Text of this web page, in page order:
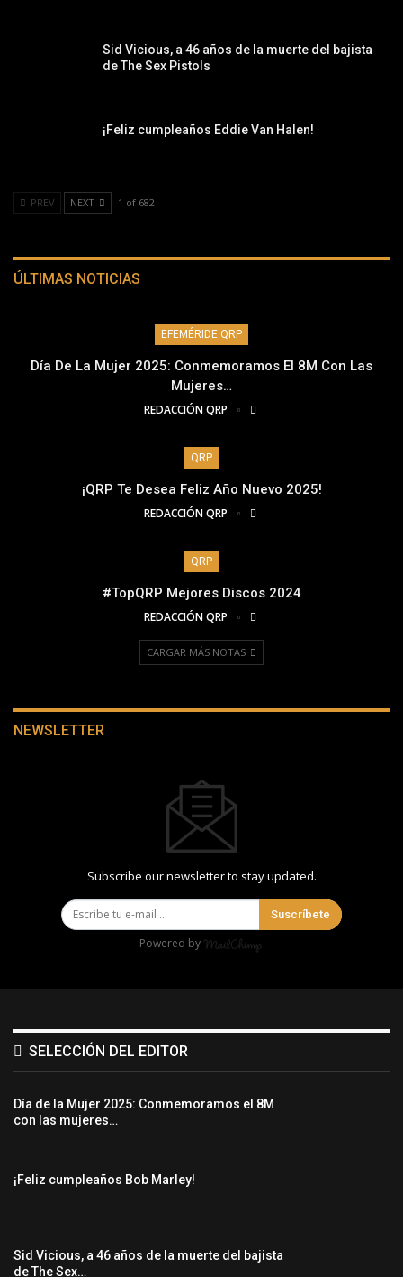
Sid Vicious, a 46 años de la muerte del bajista
de The Sex Pistols
¡Feliz cumpleaños Eddie Van Halen!
PREV NEXT 1 of 682
ÚLTIMAS NOTICIAS
EFEMÉRIDE QRP
Día De La Mujer 2025: Conmemoramos El 8M Con Las
Mujeres…
REDACCIÓN QRP
QRP
¡QRP Te Desea Feliz Año Nuevo 2025!
REDACCIÓN QRP
QRP
#TopQRP Mejores Discos 2024
REDACCIÓN QRP
CARGAR MÁS NOTAS
NEWSLETTER
Subscribe our newsletter to stay updated.
Suscríbete
Powered by
SELECCIÓN DEL EDITOR
Día de la Mujer 2025: Conmemoramos el 8M
con las mujeres…
¡Feliz cumpleaños Bob Marley!
Sid Vicious, a 46 años de la muerte del bajista
de The Sex…